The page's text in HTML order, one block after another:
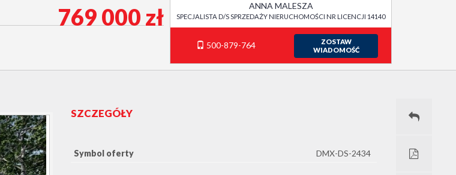
769 000 zł ANNA MALESZA
SPECJALISTA D/S SPRZEDAŻY NIERUCHOMOŚCI NR LICENCJI 14140
500-879-764
ZOSTAW
WIADOMOŚĆ
SZCZEGÓŁY
Symbol oferty DMX-DS-2434